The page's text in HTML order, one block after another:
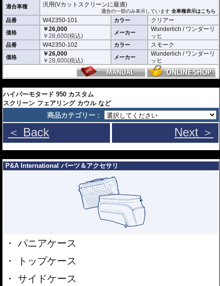
外寸(スクリーン) : 横 x 高さ : 約24.5cm x 9.
5cm
※スクリーンを挟み込んで取り付けるタイ
プのため、上端に折り返しのあるスクリー
ンには使用できません。
※商品は汎用品ですが、一部車種について
はメーカーで取付確認がされています。詳
細は適合情報の全車種表示をご確認くださ
い。
適合車種 汎用(Vカットスクリーンに最適)
適合の一部のみ表示しています全車種表示はこちら
品番 W42350-101 カラー クリアー
価格
￥26,000
￥28,600(税込) メーカー
Wunderlich / ワンダーリ
ッヒ
品番 W42350-102 カラー スモーク
価格
￥26,000
￥28,600(税込) メーカー
Wunderlich / ワンダーリ
ッヒ
ハイパーモタード 950 カスタム
スクリーン フェアリング カウル など
商品カテゴリー :
＜ Back Next ＞
P&A International パーツ＆アクセサリ
パニアケース
トップケース
サイドケース